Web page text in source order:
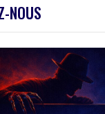
NOUS